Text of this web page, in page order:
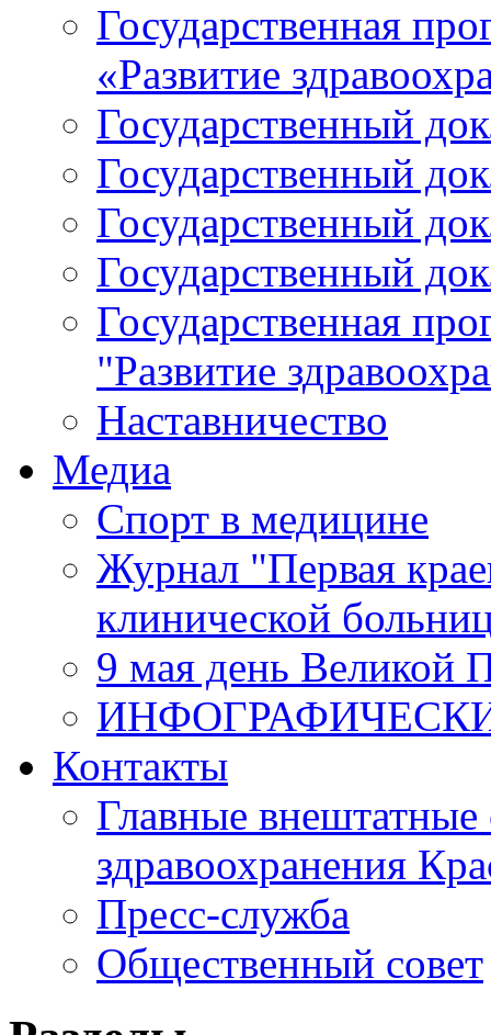
Государственная
«Развитие
Государственный
Государственный
Государственный
Государственный
Государственная
"Развитие
Наставничество
Медиа
Спорт в медицине
Журнал "Первая
клинической
9 мая день Великой
Контакты
Главные внештатные
здравоохранения
Пресс-служба
Общественный совет